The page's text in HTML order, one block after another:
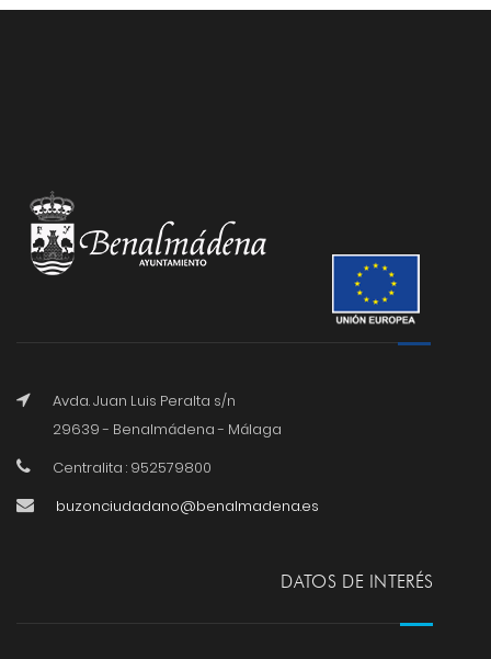
Avda. Juan Luis Peralta s/n
29639 - Benalmádena - Málaga
Centralita : 952579800
buzonciudadano@benalmadena.es
DATOS DE INTERÉS